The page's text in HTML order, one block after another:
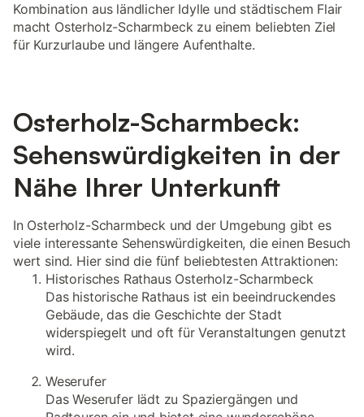
Kombination aus ländlicher Idylle und städtischem Flair
macht Osterholz-Scharmbeck zu einem beliebten Ziel
für Kurzurlaube und längere Aufenthalte.
Osterholz-Scharmbeck:
Sehenswürdigkeiten in der
Nähe Ihrer Unterkunft
In Osterholz-Scharmbeck und der Umgebung gibt es
viele interessante Sehenswürdigkeiten, die einen Besuch
wert sind. Hier sind die fünf beliebtesten Attraktionen:
Historisches Rathaus Osterholz-Scharmbeck
Das historische Rathaus ist ein beeindruckendes
Gebäude, das die Geschichte der Stadt
widerspiegelt und oft für Veranstaltungen genutzt
wird.
Weserufer
Das Weserufer lädt zu Spaziergängen und